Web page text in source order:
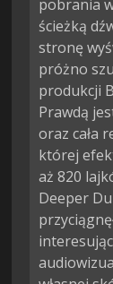
pobrania
ścieżką
stronę
próżno
produkcji
Prawdą
oraz cała
której
aż 820
Deeper